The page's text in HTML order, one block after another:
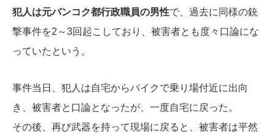
犯人は元バンコク都行政職員の男性で、過去に同様の銃
撃事件を2～3回起こしており、被害者とも度々口論にな
っていたという。
事件当日、犯人は自宅からバイクで乗り場付近に出向
き、被害者と口論となったが、一度自宅に戻った。
その後、再び武器を持って現場に戻ると、被害者は平然